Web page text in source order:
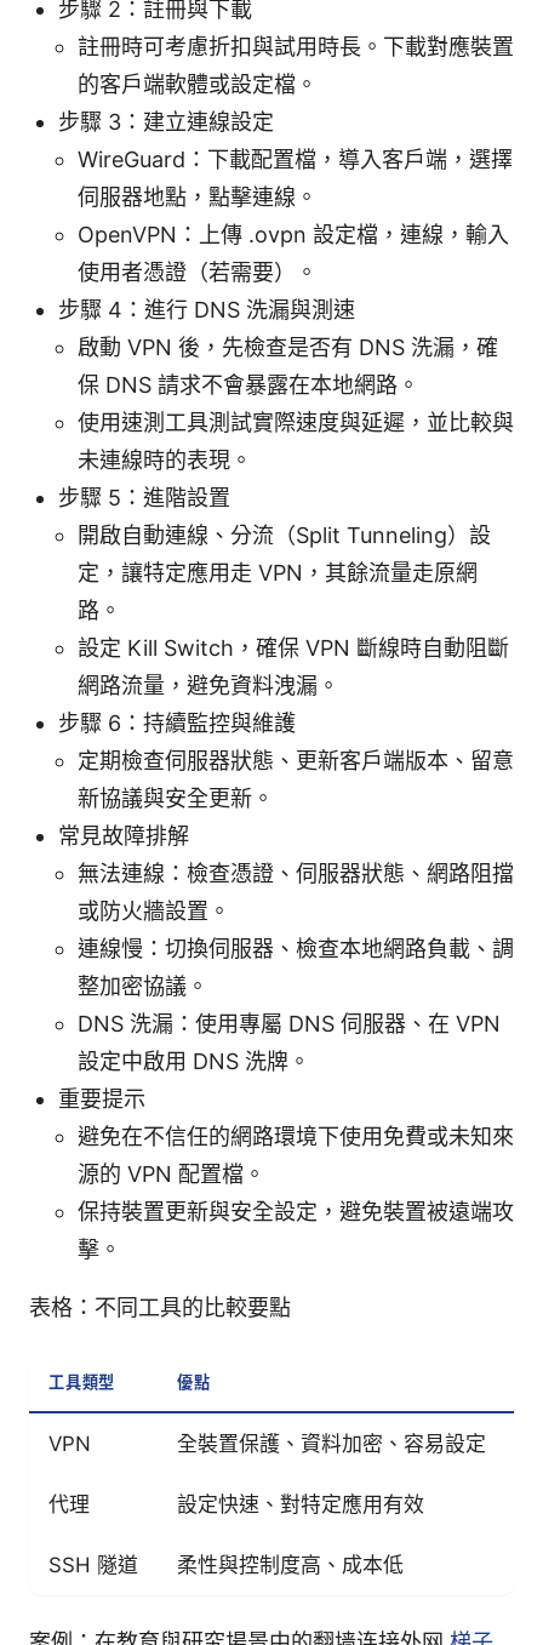
步驟 2：註冊與下載
註冊時可考慮折扣與試用時長。下載對應裝置
的客戶端軟體或設定檔。
步驟 3：建立連線設定
WireGuard：下載配置檔，導入客戶端，選擇
伺服器地點，點擊連線。
OpenVPN：上傳 .ovpn 設定檔，連線，輸入
使用者憑證（若需要）。
步驟 4：進行 DNS 洗漏與測速
啟動 VPN 後，先檢查是否有 DNS 洗漏，確
保 DNS 請求不會暴露在本地網路。
使用速測工具測試實際速度與延遲，並比較與
未連線時的表現。
步驟 5：進階設置
開啟自動連線、分流（Split Tunneling）設
定，讓特定應用走 VPN，其餘流量走原網
路。
設定 Kill Switch，確保 VPN 斷線時自動阻斷
網路流量，避免資料洩漏。
步驟 6：持續監控與維護
定期檢查伺服器狀態、更新客戶端版本、留意
新協議與安全更新。
常見故障排解
無法連線：檢查憑證、伺服器狀態、網路阻擋
或防火牆設置。
連線慢：切換伺服器、檢查本地網路負載、調
整加密協議。
DNS 洗漏：使用專屬 DNS 伺服器、在 VPN
設定中啟用 DNS 洗牌。
重要提示
避免在不信任的網路環境下使用免費或未知來
源的 VPN 配置檔。
保持裝置更新與安全設定，避免裝置被遠端攻
擊。
表格：不同工具的比較要點
工具類型 優點
VPN 全裝置保護、資料加密、容易設定
代理 設定快速、對特定應用有效
SSH 隧道 柔性與控制度高、成本低